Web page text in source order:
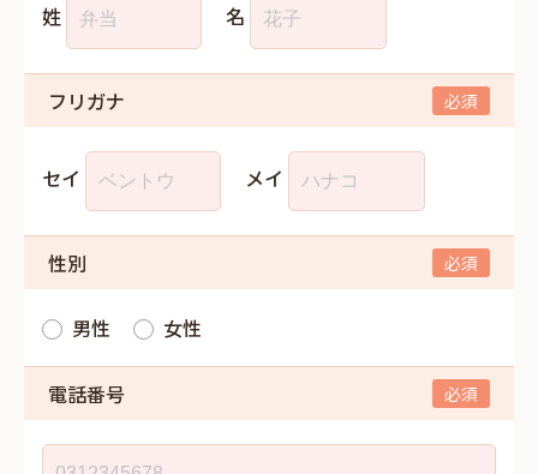
姓 名
フリガナ
セイ メイ
性別
男性 女性
電話番号